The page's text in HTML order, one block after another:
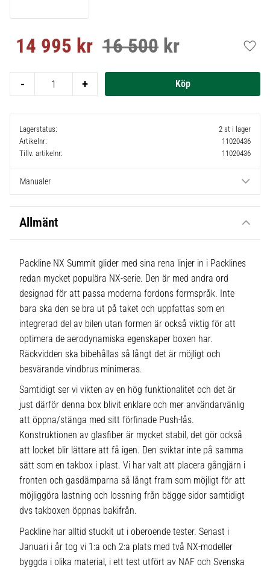
Nedsatt pris:
14 995 kr Ordinarie pris:
16 500 kr
+
-
Lagerstatus
2 st i lager
Artikelnr
11020436
Tillv. artikelnr
11020436
Manualer
Allmänt
Packline NX Summit glider med sina rena linjer in i Packlines
redan mycket populära NX-serie. Den är med andra ord
designad för att passa moderna fordons formspråk. Inte
bara ska den se bra ut på taket och uppfattas som en
integrerad del av bilen utan formen är också viktig för att
optimera de aerodynamiska egenskaper boxen har.
Räckvidden ska bibehållas så långt det är möjligt och
besvärande vindbrus minimeras.
Samtidigt ser vi vikten av en hög funktionalitet och det är
just därför denna box blivit enklare och mer användarvänlig
att öppna/stänga med sitt förfinade Push-lås.
Konstruktionen av glasfiber är mycket stabil, det gör också
att locket blir lättare att få igen. Den sviktar inte på samma
sätt som en takbox i plast. Vi har valt att placera gångjärn i
fronten och gasdämparna så långt fram som möjligt för att
möjliggöra lastning och lossning från bägge sidor samtidigt
dvs takboxen öppnas bakifrån.
Packline har alltid stuckit ut i oberoende tester. Senast i
Januari i år tog vi 1:a och 2:a plats med två NX-modeller
byggda i olika material, i ett test utfört av NAF och Svenska